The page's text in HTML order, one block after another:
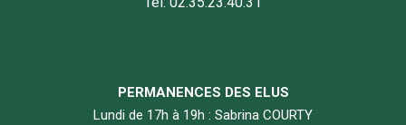
PERMANENCES DES ELUS
Lundi de 17h à 19h : Sabrina COURTY